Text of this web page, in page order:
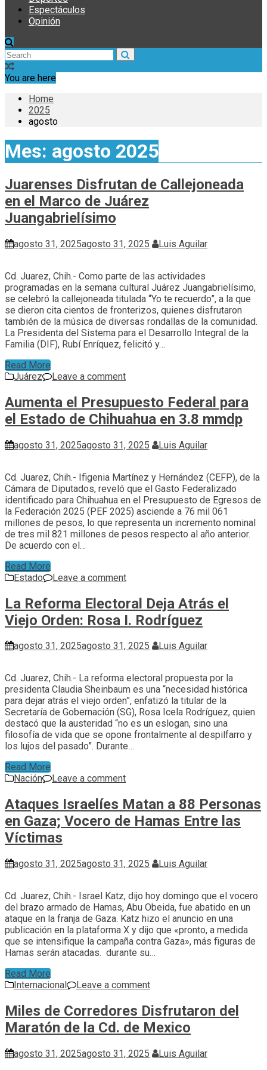
Espectáculos
Opinión
You are here
Home
2025
agosto
Mes: agosto 2025
Juarenses Disfrutan de Callejoneada
en el Marco de Juárez
Juangabrielísimo
agosto 31, 2025agosto 31, 2025 Luis Aguilar
Cd. Juarez, Chih.- Como parte de las actividades
programadas en la semana cultural Juárez Juangabrielísimo,
se celebró la callejoneada titulada “Yo te recuerdo”, a la que
se dieron cita cientos de fronterizos, quienes disfrutaron
también de la música de diversas rondallas de la comunidad.
La Presidenta del Sistema para el Desarrollo Integral de la
Familia (DIF), Rubí Enríquez, felicitó y…
Read More
Juárez
Leave a comment
Aumenta el Presupuesto Federal para
el Estado de Chihuahua en 3.8 mmdp
agosto 31, 2025agosto 31, 2025 Luis Aguilar
Cd. Juarez, Chih.- Ifigenia Martínez y Hernández (CEFP), de la
Cámara de Diputados, reveló que el Gasto Federalizado
identificado para Chihuahua en el Presupuesto de Egresos de
la Federación 2025 (PEF 2025) asciende a 76 mil 061
millones de pesos, lo que representa un incremento nominal
de tres mil 821 millones de pesos respecto al año anterior.
De acuerdo con el…
Read More
Estado
Leave a comment
La Reforma Electoral Deja Atrás el
Viejo Orden: Rosa I. Rodríguez
agosto 31, 2025agosto 31, 2025 Luis Aguilar
Cd. Juarez, Chih.- La reforma electoral propuesta por la
presidenta Claudia Sheinbaum es una “necesidad histórica
para dejar atrás el viejo orden”, enfatizó la titular de la
Secretaría de Gobernación (SG), Rosa Icela Rodríguez, quien
destacó que la austeridad “no es un eslogan, sino una
filosofía de vida que se opone frontalmente al despilfarro y
los lujos del pasado”. Durante…
Read More
Nación
Leave a comment
Ataques Israelíes Matan a 88 Personas
en Gaza; Vocero de Hamas Entre las
Víctimas
agosto 31, 2025agosto 31, 2025 Luis Aguilar
Cd. Juarez, Chih.- Israel Katz, dijo hoy domingo que el vocero
del brazo armado de Hamas, Abu Obeida, fue abatido en un
ataque en la franja de Gaza. Katz hizo el anuncio en una
publicación en la plataforma X y dijo que «pronto, a medida
que se intensifique la campaña contra Gaza», más figuras de
Hamas serán atacadas. durante su…
Read More
Internacional
Leave a comment
Miles de Corredores Disfrutaron del
Maratón de la Cd. de Mexico
agosto 31, 2025agosto 31, 2025 Luis Aguilar